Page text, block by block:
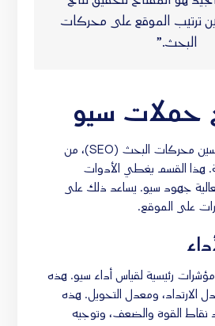
ترتيب الموقع على محركات
البحث.”
حملات سيو
لضمان نجاح حملات تحسين محركات البحث (SEO)، من
هذا القسم يغطي الأدوات
جهود سيو. يساعد ذلك على
على الموقع.
رئيسية لقياس أداء سيو. هذه
الارتداد، ومعدل التحويل. هذه
نقاط القوة والضعف، وتوجيه